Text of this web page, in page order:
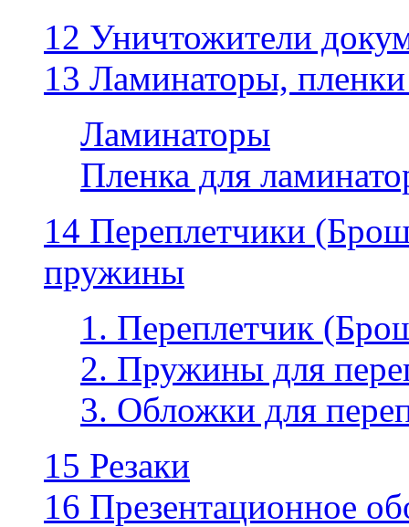
12 Уничтожители
13 Ламинаторы,
Ламинаторы
Пленка для
14 Переплетчики
пружины
1. Переплетчик
2. Пружины для
3. Обложки для
15 Резаки
16 Презентационное